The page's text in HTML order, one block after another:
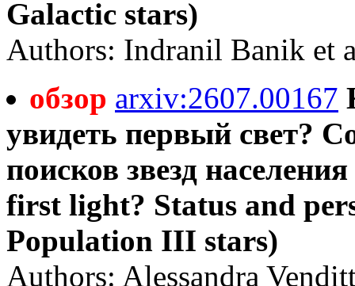
Galactic stars)
Authors: Indranil Banik et
обзор arxiv:2607.00167
увидеть первый свет?
поисков звезд
first light? Status and
Population III stars)
Authors: Alessandra